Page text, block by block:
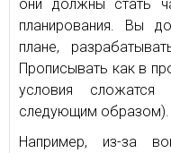
они должны стать
планирования. Вы
плане,
Прописывать как в
условия
следующим образом).
Например, из-за